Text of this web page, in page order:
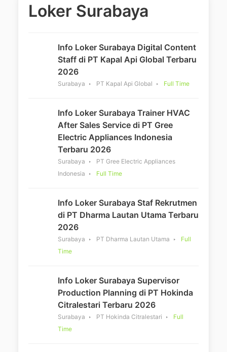
Loker Surabaya
Info Loker Surabaya Digital Content
Staff di PT Kapal Api Global Terbaru
2026
Surabaya PT Kapal Api Global Full Time
Info Loker Surabaya Trainer HVAC
After Sales Service di PT Gree
Electric Appliances Indonesia
Terbaru 2026
Surabaya
PT Gree Electric Appliances
Indonesia
Full Time
Info Loker Surabaya Staf Rekrutmen
di PT Dharma Lautan Utama Terbaru
2026
Surabaya PT Dharma Lautan Utama
Full
Time
Info Loker Surabaya Supervisor
Production Planning di PT Hokinda
Citralestari Terbaru 2026
Surabaya PT Hokinda Citralestari
Full
Time